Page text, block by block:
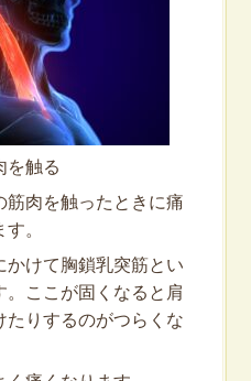
触る
筋肉を触ったときに痛
。
けて胸鎖乳突筋とい
。ここが固くなると肩
たりするのがつらくな